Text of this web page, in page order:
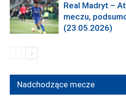
Real Madryt –
meczu,
(23.05.2026)
Nadchodzące mecze